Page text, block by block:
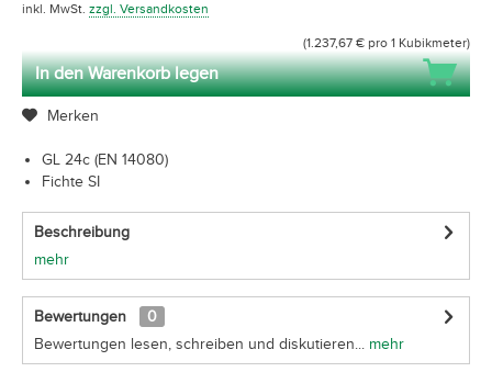
inkl. MwSt. zzgl. Versandkosten
(1.237,67 € pro 1 Kubikmeter)
In den Warenkorb legen
Merken
GL 24c (EN 14080)
Fichte SI
Beschreibung
mehr
Bewertungen
0
Bewertungen lesen, schreiben und diskutieren... mehr